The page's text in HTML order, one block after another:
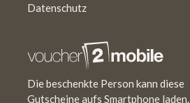
Datenschutz
Die beschenkte Person kann diese
Gutscheine aufs Smartphone laden.